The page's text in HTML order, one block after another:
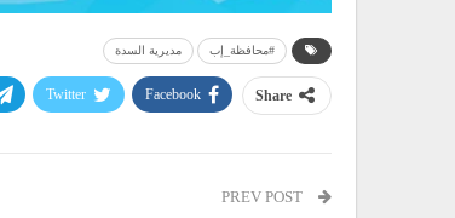
#محافظة_إب مديرية السدة
Share
Facebook
Twitter